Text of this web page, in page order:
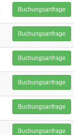
Buchungsanfrage
Buchungsanfrage
Buchungsanfrage
Buchungsanfrage
Buchungsanfrage
Buchungsanfrage